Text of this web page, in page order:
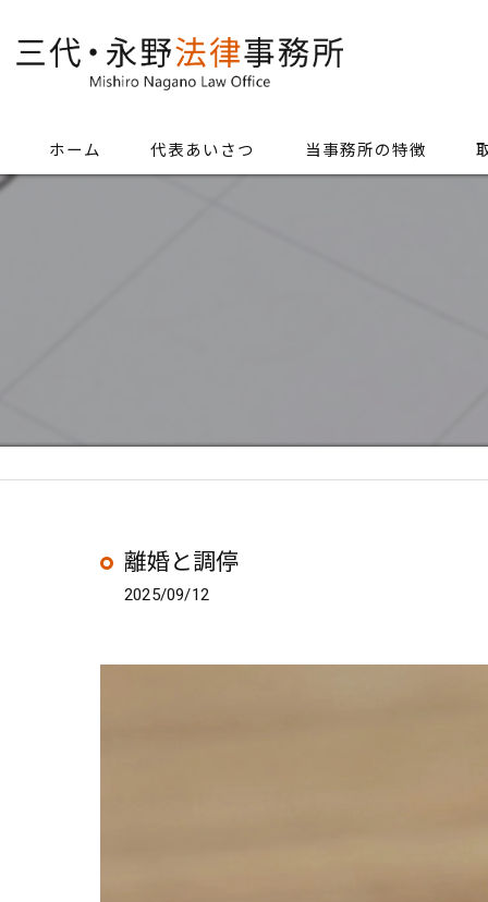
ホーム 代表あいさつ 当事務所の特徴
離婚と調停
2025/09/12